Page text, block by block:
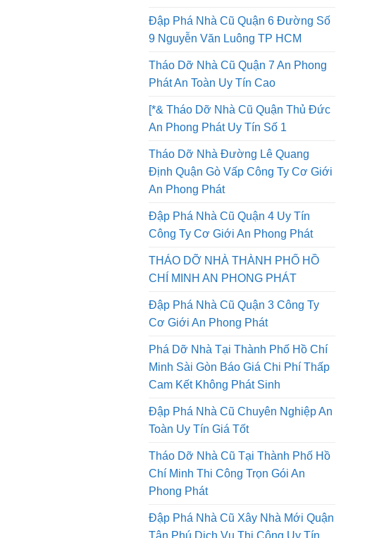
Đập Phá Nhà Cũ Quận 6 Đường Số
9 Nguyễn Văn Luông TP HCM
Tháo Dỡ Nhà Cũ Quận 7 An Phong
Phát An Toàn Uy Tín Cao
[*& Tháo Dỡ Nhà Cũ Quận Thủ Đức
An Phong Phát Uy Tín Số 1
Tháo Dỡ Nhà Đường Lê Quang
Định Quận Gò Vấp Công Ty Cơ Giới
An Phong Phát
Đập Phá Nhà Cũ Quận 4 Uy Tín
Công Ty Cơ Giới An Phong Phát
THÁO DỠ NHÀ THÀNH PHỐ HỒ
CHÍ MINH AN PHONG PHÁT
Đập Phá Nhà Cũ Quận 3 Công Ty
Cơ Giới An Phong Phát
Phá Dỡ Nhà Tại Thành Phố Hồ Chí
Minh Sài Gòn Báo Giá Chi Phí Thấp
Cam Kết Không Phát Sinh
Đập Phá Nhà Cũ Chuyên Nghiệp An
Toàn Uy Tín Giá Tốt
Tháo Dỡ Nhà Cũ Tại Thành Phố Hồ
Chí Minh Thi Công Trọn Gói An
Phong Phát
Đập Phá Nhà Cũ Xây Nhà Mới Quận
Tân Phú Dịch Vụ Thi Công Uy Tín